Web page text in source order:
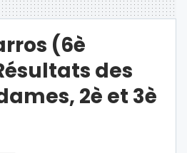
(6è
des
2è et 3è